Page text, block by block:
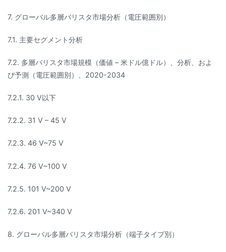
7. グローバル多層バリスタ市場分析（電圧範囲別）
7.1. 主要セグメント分析
7.2. 多層バリスタ市場規模（価値 – 米ドル億ドル）、分析、およ
び予測（電圧範囲別）、2020-2034
7.2.1. 30 V以下
7.2.2. 31 V – 45 V
7.2.3. 46 V~75 V
7.2.4. 76 V~100 V
7.2.5. 101 V~200 V
7.2.6. 201 V~340 V
8. グローバル多層バリスタ市場分析（端子タイプ別）